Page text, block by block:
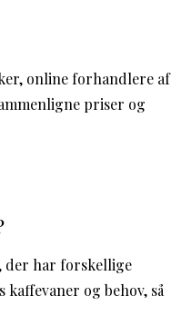
online forhandlere af
priser og
der har forskellige
og behov, så